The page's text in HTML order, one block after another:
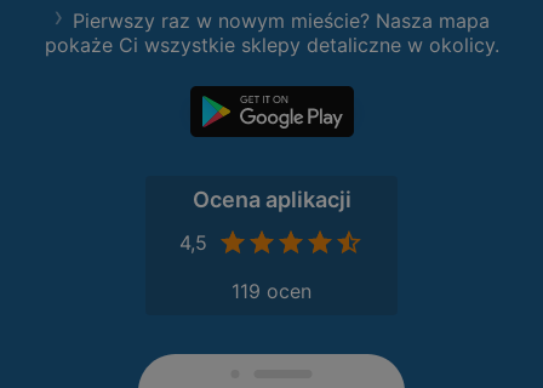
Pierwszy raz w nowym mieście? Nasza mapa
pokaże Ci wszystkie sklepy detaliczne w okolicy.
Ocena aplikacji
4,5
119 ocen